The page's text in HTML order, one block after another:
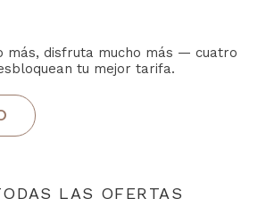
más, disfruta mucho más — cuatro
tu mejor tarifa.
LAS OFERTAS